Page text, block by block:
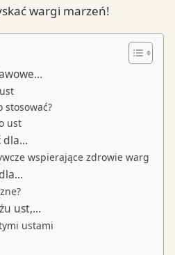
wargi marzeń!
stosować?
ust
dla…
wspierające zdrowie warg
ust,…
ustami